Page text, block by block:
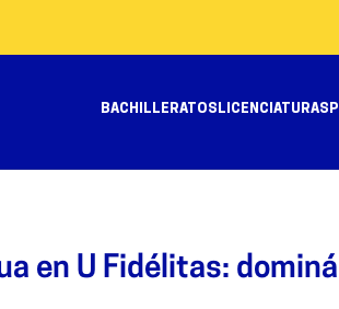
BACHILLERATOS LICENCIATURAS
en U Fidélitas: